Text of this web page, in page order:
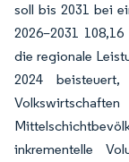
soll bis 2031 bei
2026–2031
die regionale
2024
inkrementelle